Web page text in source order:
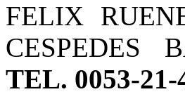
FELIX
CESPEDES
TEL. 0053-21-